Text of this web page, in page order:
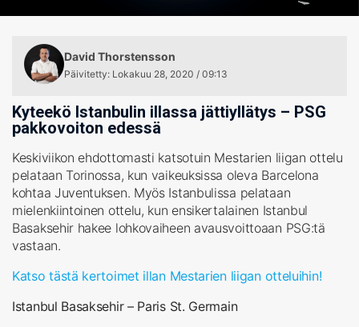
David Thorstensson
Päivitetty: Lokakuu 28, 2020 / 09:13
Kyteekö Istanbulin illassa jättiyllätys – PSG
pakkovoiton edessä
Keskiviikon ehdottomasti katsotuin Mestarien liigan ottelu
pelataan Torinossa, kun vaikeuksissa oleva Barcelona
kohtaa Juventuksen. Myös Istanbulissa pelataan
mielenkiintoinen ottelu, kun ensikertalainen Istanbul
Basaksehir hakee lohkovaiheen avausvoittoaan PSG:tä
vastaan.
Katso tästä kertoimet illan Mestarien liigan otteluihin!
Istanbul Basaksehir – Paris St. Germain